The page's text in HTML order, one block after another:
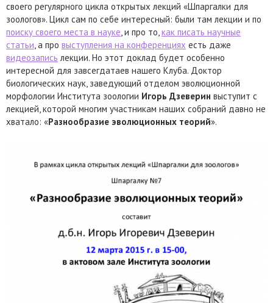
своего регулярного цикла открытых лекций «Шпаргалки для
зоологов». Цикл сам по себе интересный: были там лекции и по
поиску своего места в науке, и про то,как писать научные
статьи, а про выступления на конференциях есть даже
видеозапись лекции. Но этот доклад будет особенно
интересной для завсегдатаев нашего Клуба. Доктор
биологических наук, заведующий отделом эволюционной
морфологии Института зоологии Игорь Дзеверин выступит с
лекцией, которой многим участникам наших собраний давно не
хватало: «Разнообразие эволюционных теорий».